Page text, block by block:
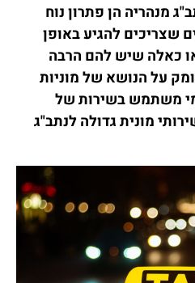
מנהריה הן פתרון נוח
שצריכים להגיע באופן
כאלה שיש להם הרבה
על הנושא של מוניות
מי משתמש בשירות של
מונית גדולה לנתב"ג